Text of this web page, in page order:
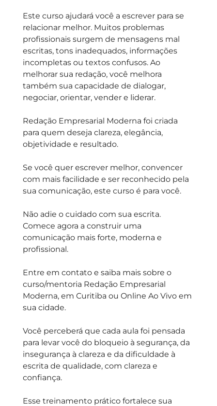
Este curso ajudará você a escrever para se
relacionar melhor. Muitos problemas
profissionais surgem de mensagens mal
escritas, tons inadequados, informações
incompletas ou textos confusos. Ao
melhorar sua redação, você melhora
também sua capacidade de dialogar,
negociar, orientar, vender e liderar.
Redação Empresarial Moderna foi criada
para quem deseja clareza, elegância,
objetividade e resultado.
Se você quer escrever melhor, convencer
com mais facilidade e ser reconhecido pela
sua comunicação, este curso é para você.
Não adie o cuidado com sua escrita.
Comece agora a construir uma
comunicação mais forte, moderna e
profissional.
Entre em contato e saiba mais sobre o
curso/mentoria Redação Empresarial
Moderna, em Curitiba ou Online Ao Vivo em
sua cidade.
Você perceberá que cada aula foi pensada
para levar você do bloqueio à segurança, da
insegurança à clareza e da dificuldade à
escrita de qualidade, com clareza e
confiança.
Esse treinamento prático fortalece sua